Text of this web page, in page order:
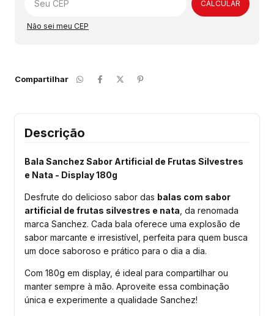
CALCULAR
Não sei meu CEP
Compartilhar
Descrição
Bala Sanchez Sabor Artificial de Frutas Silvestres
e Nata - Display 180g
Desfrute do delicioso sabor das balas com sabor
artificial de frutas silvestres e nata , da renomada
marca Sanchez. Cada bala oferece uma explosão de
sabor marcante e irresistível, perfeita para quem busca
um doce saboroso e prático para o dia a dia.
Com 180g em display, é ideal para compartilhar ou
manter sempre à mão. Aproveite essa combinação
única e experimente a qualidade Sanchez!